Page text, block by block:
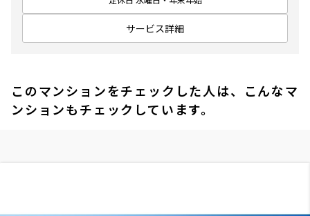
サービス詳細
このマンションをチェックした人は、こんなマ
ンションもチェックしています。